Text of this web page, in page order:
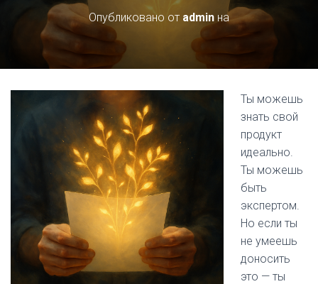
Опубликовано от admin на
Ты можешь
знать свой
продукт
идеально.
Ты можешь
быть
экспертом.
Но если ты
не умеешь
доносить
это — ты